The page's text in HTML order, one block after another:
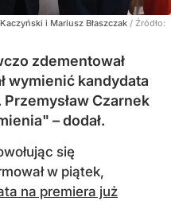
i Mariusz Błaszczak / Źródło:
zdementował
wymienić kandydata
Czarnek
– dodał.
się
w piątek,
na premiera już